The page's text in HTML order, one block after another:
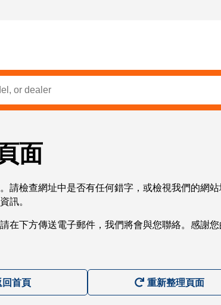
面
請檢查網址中是否有任何錯字，或檢視我們的網
訊。
在下方傳送電子郵件，我們將會與您聯絡。感謝
回首頁 重新整理頁面